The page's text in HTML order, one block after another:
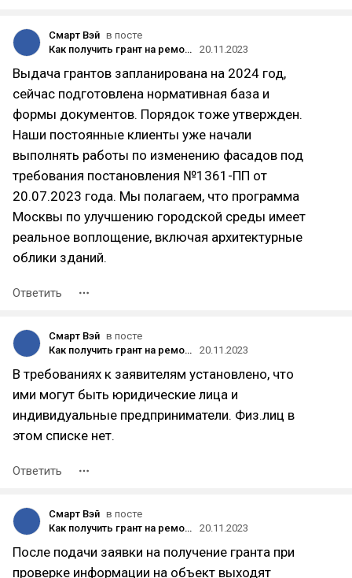
Смарт Вэй в посте
Как получить грант на ремонт фасада в Москве
20.11.2023
Выдача грантов запланирована на 2024 год,
сейчас подготовлена нормативная база и
формы документов. Порядок тоже утвержден.
Наши постоянные клиенты уже начали
выполнять работы по изменению фасадов под
требования постановления №1361-ПП от
20.07.2023 года. Мы полагаем, что программа
Москвы по улучшению городской среды имеет
реальное воплощение, включая архитектурные
облики зданий.
Ответить
Смарт Вэй в посте
Как получить грант на ремонт фасада в Москве
20.11.2023
В требованиях к заявителям установлено, что
ими могут быть юридические лица и
индивидуальные предприниматели. Физ.лиц в
этом списке нет.
Ответить
Смарт Вэй в посте
Как получить грант на ремонт фасада в Москве
20.11.2023
После подачи заявки на получение гранта при
проверке информации на объект выходят